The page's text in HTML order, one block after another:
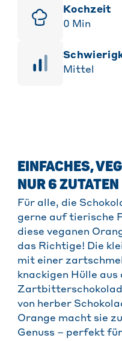
Kochzeit
0 Min
Mittel
EINFACHES,
NUR 6 ZUTATEN
Für alle, die
gerne auf tierische
diese veganen
das Richtige! Die
mit einer
knackigen Hülle aus
von herber
Orange macht sie
Genuss – perfekt